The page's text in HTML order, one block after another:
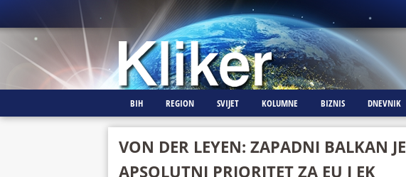
BIH REGION SVIJET KOLUMNE BIZNIS DNEVNIK
VON DER LEYEN: ZAPADNI BALKAN JE
APSOLUTNI PRIORITET ZA EU I EK